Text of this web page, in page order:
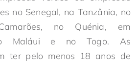
no Senegal, na Tanzânia, no
no Quénia, em
Maláui e no Togo. As
ter pelo menos 18 anos de